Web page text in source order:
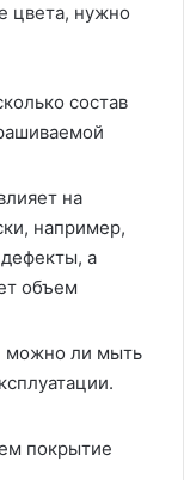
цвета, нужно
состав
на
например,
а
объем
можно ли мыть
покрытие